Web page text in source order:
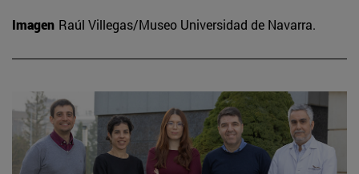
Imagen Raúl Villegas/Museo Universidad de Navarra.